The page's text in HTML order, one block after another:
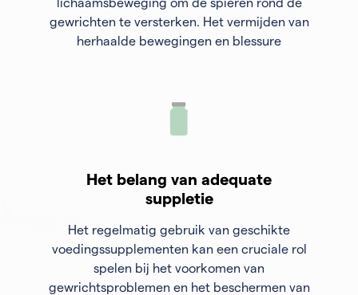
lichaamsbeweging om de spieren rond de
gewrichten te versterken. Het vermijden van
herhaalde bewegingen en blessure
Het belang van adequate
suppletie
Het regelmatig gebruik van geschikte
voedingssupplementen kan een cruciale rol
spelen bij het voorkomen van
gewrichtsproblemen en het beschermen van